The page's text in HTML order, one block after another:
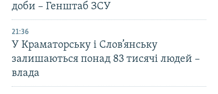
доби – Генштаб ЗСУ
21:36
У Краматорську і Слов’янську
залишаються понад 83 тисячі людей –
влада